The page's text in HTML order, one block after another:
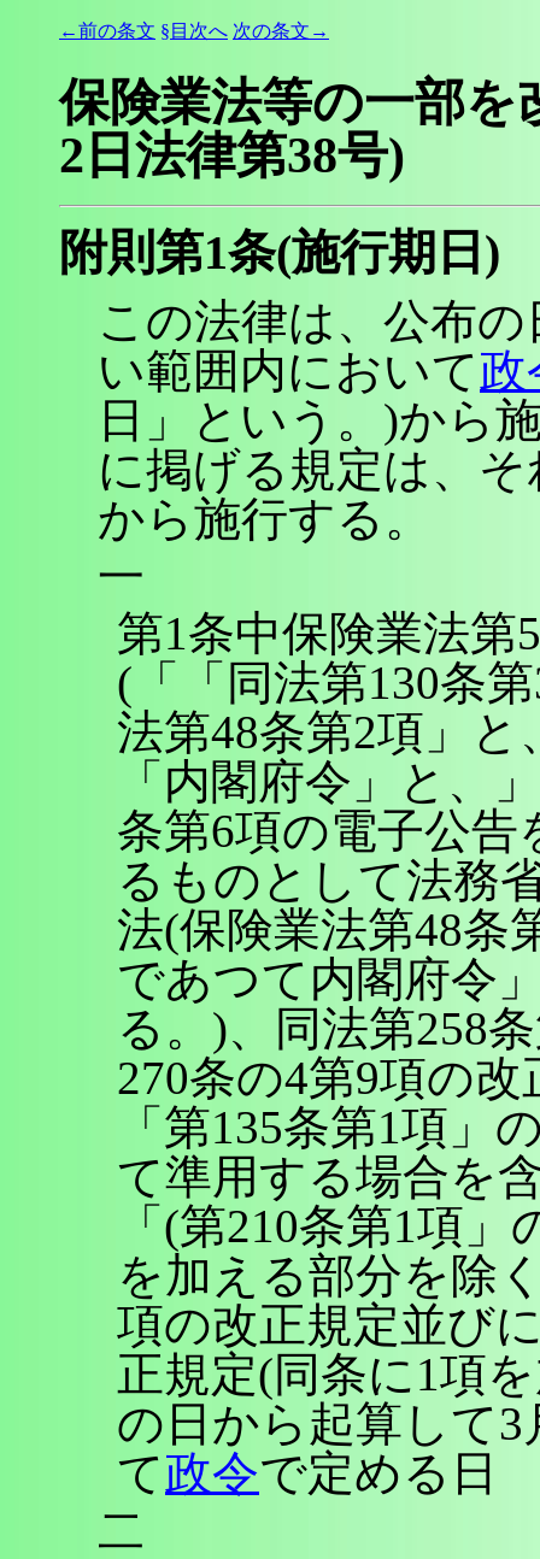
←前の条文 §目次へ 次の条文→
保険業法等の一部を
2日法律第38号)
附則第1条(施行期日)
この法律は、公布
い範囲内において政
日」という。)から
に掲げる規定は、
から施行する。
一
第1条中保険業法第
(「「同法第130条
法第48条第2項」
「内閣府令」と、
条第6項の電子公
るものとして法務
法(保険業法第48条
であつて内閣府令
る。)、同法第258
270条の4第9項の
「第135条第1項」
て準用する場合を
「(第210条第1項
を加える部分を除
項の改正規定並び
正規定(同条に1項
の日から起算して
て政令で定める日
二